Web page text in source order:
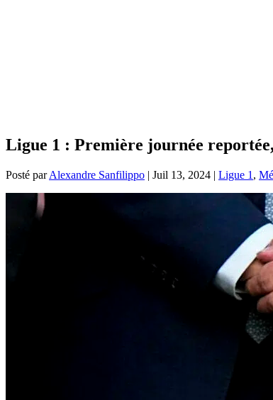
Ligue 1 : Première journée
Posté parAlexandre Sanfilippo | Juil 13, 2024 | Ligue 1 ,